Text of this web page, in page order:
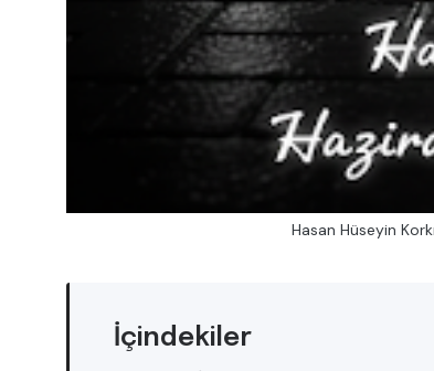
Hasan Hüseyin
İçindekiler